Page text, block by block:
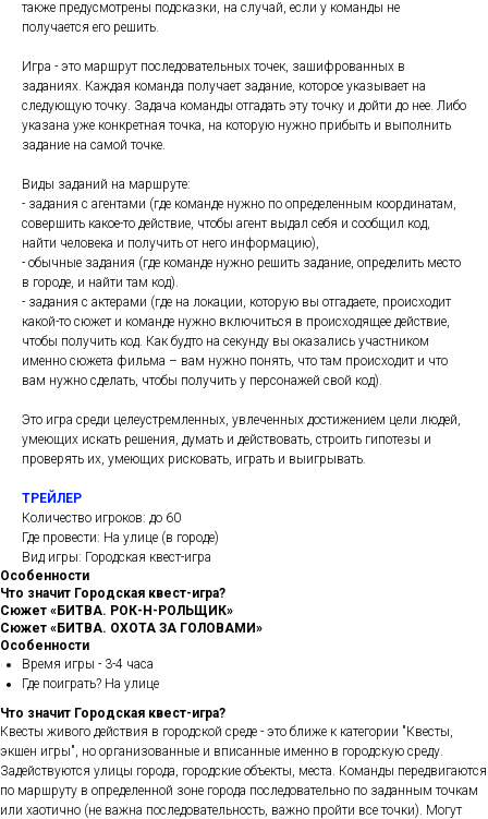
также предусмотрены подсказки, на случай, если у команды не
получается его решить.
Игра - это маршрут последовательных точек, зашифрованных в
заданиях. Каждая команда получает задание, которое указывает на
следующую точку. Задача команды отгадать эту точку и дойти до нее. Либо
указана уже конкретная точка, на которую нужно прибыть и выполнить
задание на самой точке.
Виды заданий на маршруте:
- задания с агентами (где команде нужно по определенным координатам,
совершить какое-то действие, чтобы агент выдал себя и сообщил код,
найти человека и получить от него информацию),
- обычные задания (где команде нужно решить задание, определить место
в городе, и найти там код).
- задания с актерами (где на локации, которую вы отгадаете, происходит
какой-то сюжет и команде нужно включиться в происходящее действие,
чтобы получить код. Как будто на секунду вы оказались участником
именно сюжета фильма – вам нужно понять, что там происходит и что
вам нужно сделать, чтобы получить у персонажей свой код).
Это игра среди целеустремленных, увлеченных достижением цели людей,
умеющих искать решения, думать и действовать, строить гипотезы и
проверять их, умеющих рисковать, играть и выигрывать.
ТРЕЙЛЕР
Количество игроков: до 60
Где провести: На улице (в городе)
Вид игры: Городская квест-игра
Особенности
Что значит Городская квест-игра?
Сюжет «БИТВА. РОК-Н-РОЛЬЩИК»
Сюжет «БИТВА. ОХОТА ЗА ГОЛОВАМИ»
Особенности
Время игры - 3-4 часа
Где поиграть? На улице
Что значит Городская квест-игра?
Квесты живого действия в городской среде - это ближе к категории "Квесты,
экшен игры", но организованные и вписанные именно в городскую среду.
Задействуются улицы города, городские объекты, места. Команды передвигаются
по маршруту в определенной зоне города последовательно по заданным точкам
или хаотично (не важна последовательность, важно пройти все точки). Могут